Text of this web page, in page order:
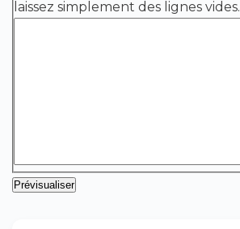
laissez simplement des lignes vides.